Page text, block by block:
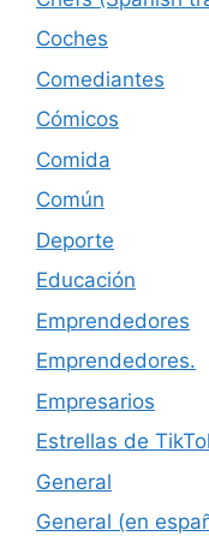
Coches
Comediantes
Cómicos
Comida
Común
Deporte
Educación
Emprendedores
Emprendedores.
Empresarios
Estrellas de
General
General (en